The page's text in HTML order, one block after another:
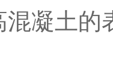
凝土的